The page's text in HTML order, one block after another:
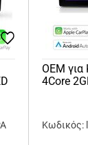
OEM
4Core
Κωδικός: